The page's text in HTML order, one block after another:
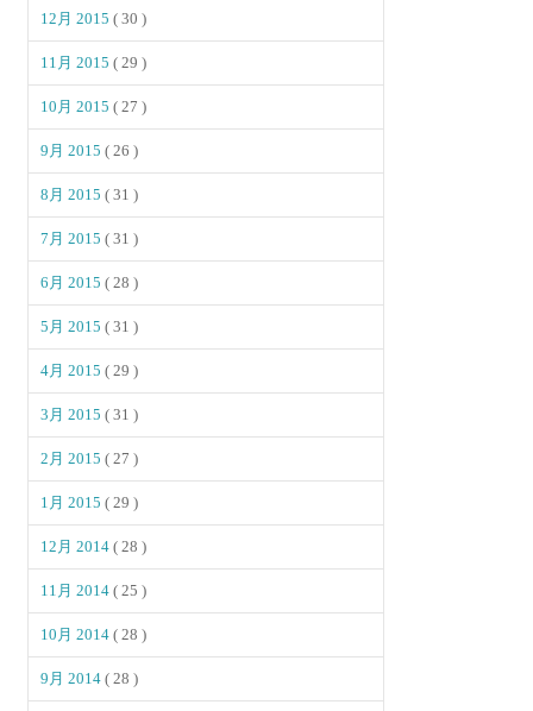
12月 2015( 30 )
11月 2015( 29 )
10月 2015( 27 )
9月 2015( 26 )
8月 2015( 31 )
7月 2015( 31 )
6月 2015( 28 )
5月 2015( 31 )
4月 2015( 29 )
3月 2015( 31 )
2月 2015( 27 )
1月 2015( 29 )
12月 2014( 28 )
11月 2014( 25 )
10月 2014( 28 )
9月 2014( 28 )